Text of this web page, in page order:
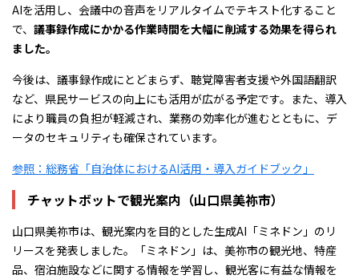
AIを活用し、会議中の音声をリアルタイムでテキスト化すること
で、 議事録作成にかかる作業時間を大幅に削減する効果を得られ
ました。
今後は、議事録作成にとどまらず、聴覚障害者支援や外国語翻訳
など、県民サービスの向上にも活用が広がる予定です。また、導入
により職員の負担が軽減され、業務の効率化が進むとともに、デ
ータのセキュリティも確保されています。
参照：総務省「自治体におけるAI活用・導入ガイドブック」
チャットボットで観光案内（山口県美祢市）
山口県美祢市は、観光案内を目的とした生成AI「ミネドン」のリ
リースを発表しました。「ミネドン」は、美祢市の観光地、特産
品、宿泊施設などに関する情報を学習し、観光客に有益な情報を